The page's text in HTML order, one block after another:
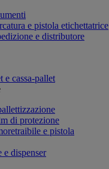
e pistola etichettatrice
e distributore
e cassa-pallet
di protezione
e pistola
e dispenser